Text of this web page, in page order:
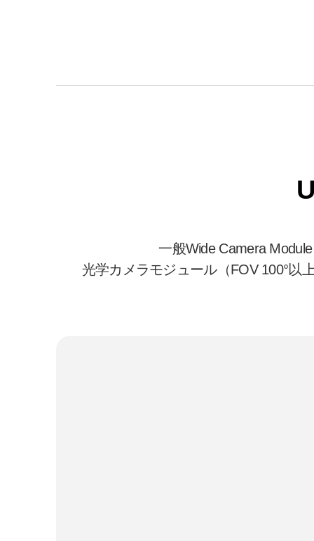
一般Wide Camera
光学カメラモジュール（FOV 100°以